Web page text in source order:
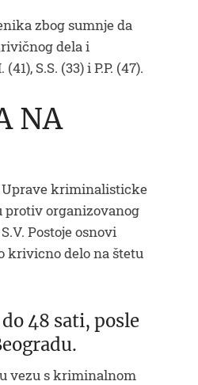
zbog sumnje da
dela i
S.S. (33) i P.P. (47).
NA
Uprave kriminalisticke
protiv organizovanog
Postoje osnovi
krivicno delo na štetu
48 sati, posle
vezu s kriminalnom